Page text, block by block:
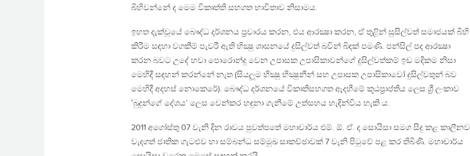
බිහිවන්නේ ද මෙම විකෘත්ති සහගත භාවිතාව නිසාමය.
ඉහත දැක්වූයේ බෞද්ධ දර්ශනය ප්‍රචාරය කරන, එය ආරක්‍ෂා කරන, ඒ තුළින් සුසිල්වත් සමාජයක් බිහි
කිරීම සඳහා වගකීම් පැවරී ඇති භික්‍ෂු ශාසනයේ දුසිල්වත් බවින් බිඳක් පමණි. පන්සිල් පද ආරක්‍ෂා
කරන බවට උදේ හවා පොරොන්දු වෙන උපාසක උපාසිකාවන්ගේ දුසිල්වත්කම් ඉඩ මදිකම නිසා
මෙහිදී සඳහන් කරන්නේ නැත (සියලූම භික්‍ෂු භික්‍ෂුනීන් සහ උපාසක උපාසිකාවෝ දුසිල්වතුන් බව
මෙහිදී අදහස් නොකෙරේ). බෞද්ධ දර්ශනයේ විකෘතිසහගත ඇදහීමේ කූඨප්‍රාප්තිය ලෙස ශ්‍රී ලංකාව
‛බුදුන්ගේ දේශය’ ලෙස වෙන්කර හඳුනා ගැනීමේ උත්සහය හැඳින්විය හැකි ය.
2011 අගෝස්තු 07 වැනි දින රාවය පුවත්පතේ මහාචාර්ය එම්. ඕ. ඒ. ද සොයිසා සමග සිදු කළ කාලීනව
වැදගත් ජාතික ගැටළුව හා සම්බන්ධ සම්මුඛ සාකච්ඡාවක් 7 වැනි පිටුවේ පළ කර තිබිණි. මහාචාර්ය